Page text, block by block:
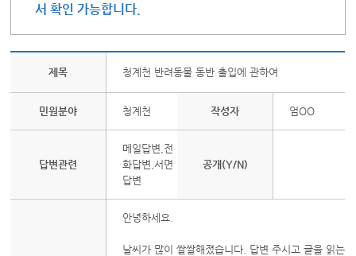
서 확인 가능합니다.
제목 청계천 반려동물 동반 출입에 관하여
민원분야 청계천 작성자 엄OO
답변관련
메일답변,전
화답변,서면
답변
공개(Y/N)
안녕하세요.
날씨가 많이 쌀쌀해졌습니다. 답변 주시고 글을 읽는